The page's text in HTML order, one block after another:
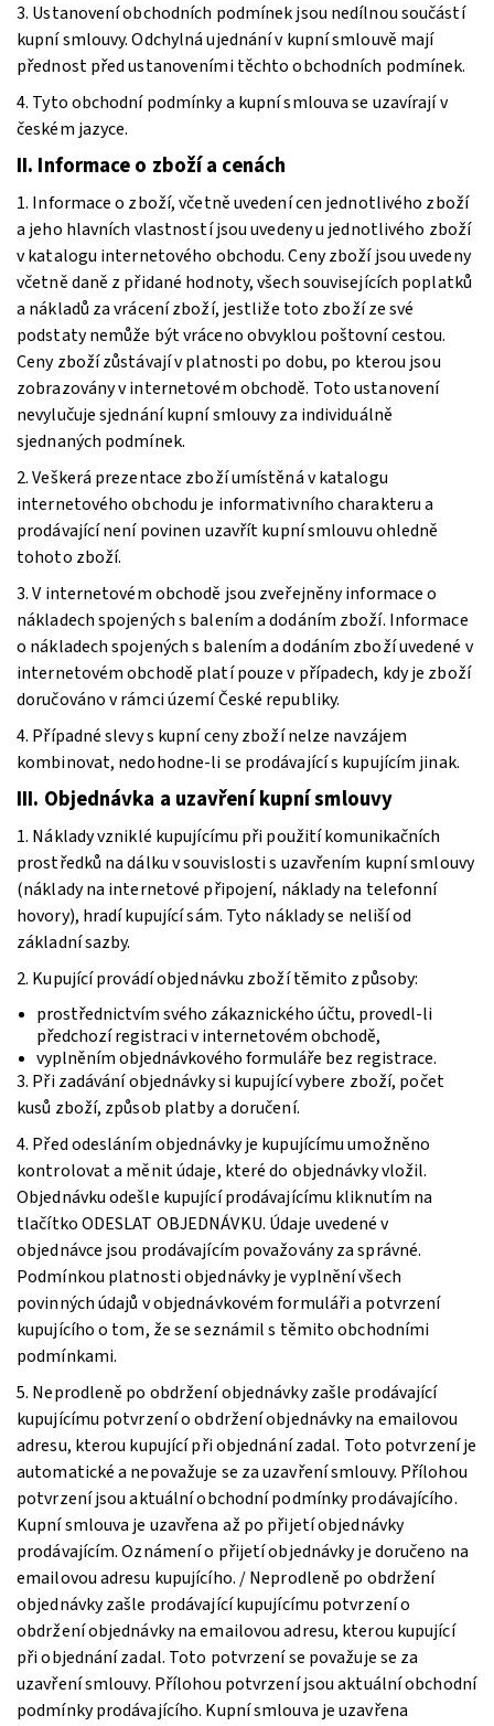
3. Ustanovení obchodních podmínek jsou nedílnou součástí
kupní smlouvy. Odchylná ujednání v kupní smlouvě mají
přednost před ustanoveními těchto obchodních podmínek.
4. Tyto obchodní podmínky a kupní smlouva se uzavírají v
českém jazyce.
II. Informace o zboží a cenách
1. Informace o zboží, včetně uvedení cen jednotlivého zboží
a jeho hlavních vlastností jsou uvedeny u jednotlivého zboží
v katalogu internetového obchodu. Ceny zboží jsou uvedeny
včetně daně z přidané hodnoty, všech souvisejících poplatků
a nákladů za vrácení zboží, jestliže toto zboží ze své
podstaty nemůže být vráceno obvyklou poštovní cestou.
Ceny zboží zůstávají v platnosti po dobu, po kterou jsou
zobrazovány v internetovém obchodě. Toto ustanovení
nevylučuje sjednání kupní smlouvy za individuálně
sjednaných podmínek.
2. Veškerá prezentace zboží umístěná v katalogu
internetového obchodu je informativního charakteru a
prodávající není povinen uzavřít kupní smlouvu ohledně
tohoto zboží.
3. V internetovém obchodě jsou zveřejněny informace o
nákladech spojených s balením a dodáním zboží. Informace
o nákladech spojených s balením a dodáním zboží uvedené v
internetovém obchodě platí pouze v případech, kdy je zboží
doručováno v rámci území České republiky.
4. Případné slevy s kupní ceny zboží nelze navzájem
kombinovat, nedohodne-li se prodávající s kupujícím jinak.
III. Objednávka a uzavření kupní smlouvy
1. Náklady vzniklé kupujícímu při použití komunikačních
prostředků na dálku v souvislosti s uzavřením kupní smlouvy
(náklady na internetové připojení, náklady na telefonní
hovory), hradí kupující sám. Tyto náklady se neliší od
základní sazby.
2. Kupující provádí objednávku zboží těmito způsoby:
prostřednictvím svého zákaznického účtu, provedl-li
předchozí registraci v internetovém obchodě,
vyplněním objednávkového formuláře bez registrace.
3. Při zadávání objednávky si kupující vybere zboží, počet
kusů zboží, způsob platby a doručení.
4. Před odesláním objednávky je kupujícímu umožněno
kontrolovat a měnit údaje, které do objednávky vložil.
Objednávku odešle kupující prodávajícímu kliknutím na
tlačítko ODESLAT OBJEDNÁVKU. Údaje uvedené v
objednávce jsou prodávajícím považovány za správné.
Podmínkou platnosti objednávky je vyplnění všech
povinných údajů v objednávkovém formuláři a potvrzení
kupujícího o tom, že se seznámil s těmito obchodními
podmínkami.
5. Neprodleně po obdržení objednávky zašle prodávající
kupujícímu potvrzení o obdržení objednávky na emailovou
adresu, kterou kupující při objednání zadal. Toto potvrzení je
automatické a nepovažuje se za uzavření smlouvy. Přílohou
potvrzení jsou aktuální obchodní podmínky prodávajícího.
Kupní smlouva je uzavřena až po přijetí objednávky
prodávajícím. Oznámení o přijetí objednávky je doručeno na
emailovou adresu kupujícího. / Neprodleně po obdržení
objednávky zašle prodávající kupujícímu potvrzení o
obdržení objednávky na emailovou adresu, kterou kupující
při objednání zadal. Toto potvrzení se považuje se za
uzavření smlouvy. Přílohou potvrzení jsou aktuální obchodní
podmínky prodávajícího. Kupní smlouva je uzavřena